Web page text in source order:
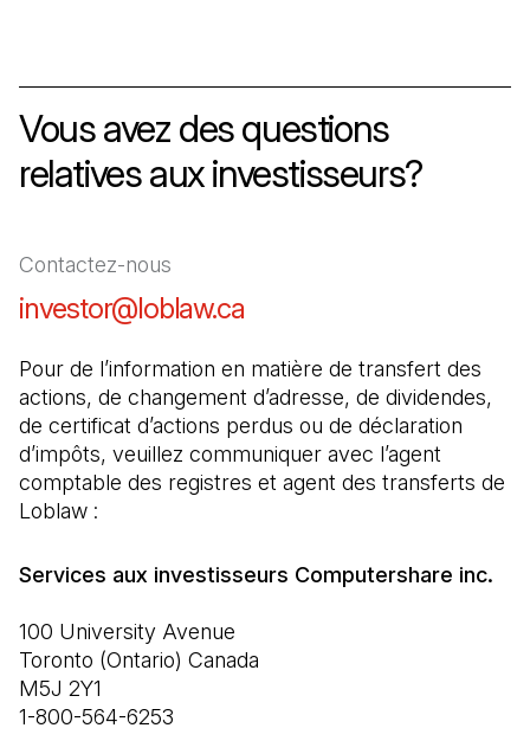
Vous avez des questions
relatives aux investisseurs?
Contactez-nous
investor@loblaw.ca
Pour de l’information en matière de transfert des
actions, de changement d’adresse, de dividendes,
de certificat d’actions perdus ou de déclaration
d’impôts, veuillez communiquer avec l’agent
comptable des registres et agent des transferts de
Loblaw :
100 University Avenue
Toronto (Ontario) Canada
M5J 2Y1
1-800-564-6253